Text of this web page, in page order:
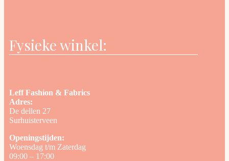
Fysieke winkel:
Leff Fashion & Fabrics
Adres:
De dellen 27
Surhuisterveen
Openingstijden:
Woensdag t/m Zaterdag
09:00 – 17:00